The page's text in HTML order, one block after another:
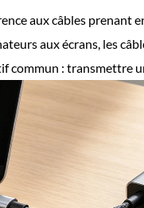
aux câbles prenant
aux écrans, les
commun : transmettre